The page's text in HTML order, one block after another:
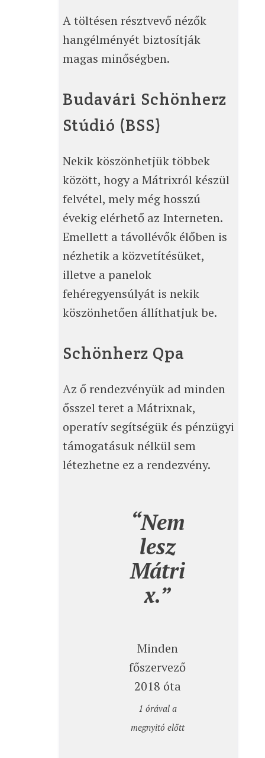
A töltésen résztvevő nézők
hangélményét biztosítják
magas minőségben.
Budavári Schönherz
Stúdió (BSS)
Nekik köszönhetjük többek
között, hogy a Mátrixról készül
felvétel, mely még hosszú
évekig elérhető az Interneten.
Emellett a távollévők élőben is
nézhetik a közvetítésüket,
illetve a panelok
fehéregyensúlyát is nekik
köszönhetően állíthatjuk be.
Schönherz Qpa
Az ő rendezvényük ad minden
ősszel teret a Mátrixnak,
operatív segítségük és pénzügyi
támogatásuk nélkül sem
létezhetne ez a rendezvény.
“Nem
lesz
Mátri
x.”
Minden
főszervező
2018 óta
1 órával a
megnyitó előtt